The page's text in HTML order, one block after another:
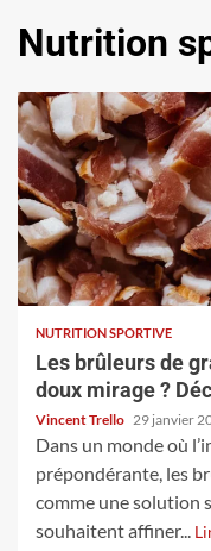
Nutrition
NUTRITION SPORTIVE
Les brûleurs de
doux mirage ?
Vincent Trello 29 janvier
Dans un monde où
prépondérante, les
comme une solution
souhaitent affiner...